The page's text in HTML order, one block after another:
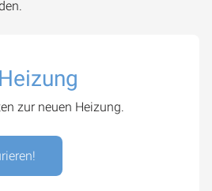
zur neuen Heizung.